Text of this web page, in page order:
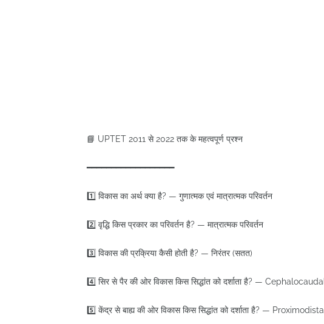
📘 UPTET 2011 से 2022 तक के महत्वपूर्ण प्रश्न
━━━━━━━━━━━━━━━━━━
1️⃣ विकास का अर्थ क्या है? — गुणात्मक एवं मात्रात्मक परिवर्तन
2️⃣ वृद्धि किस प्रकार का परिवर्तन है? — मात्रात्मक परिवर्तन
3️⃣ विकास की प्रक्रिया कैसी होती है? — निरंतर (सतत)
4️⃣ सिर से पैर की ओर विकास किस सिद्धांत को दर्शाता है? — Cephalocaudal
5️⃣ केंद्र से बाह्य की ओर विकास किस सिद्धांत को दर्शाता है? — Proximodistal